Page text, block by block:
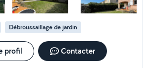
Débroussaillage de jardin
profil Contacter